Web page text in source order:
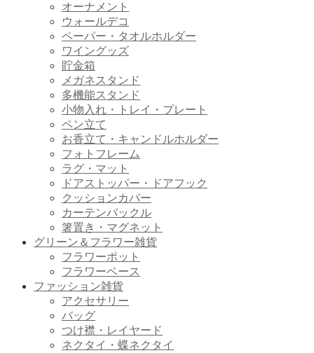
オーナメント
ウォールデコ
ペーパー・タオルホルダー
ワイングッズ
貯金箱
メガネスタンド
多機能スタンド
小物入れ・トレイ・プレート
ペン立て
お香立て・キャンドルホルダー
フォトフレーム
ラグ・マット
ドアストッパー・ドアフック
クッションカバー
カーテンバックル
箸置き・マグネット
グリーン＆フラワー雑貨
フラワーポット
フラワーベース
ファッション雑貨
アクセサリー
バッグ
つけ襟・レイヤード
ネクタイ・蝶ネクタイ